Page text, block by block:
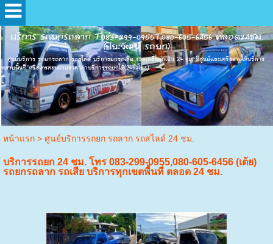
บริการ รถยกรถลาก T.083-299-0955T.080-605-6456 ตลอด24ชม.
(ปิยะวัฒน์ รถยก)
ศุนย์บริการ รถยกรถลาก รถสไลด์ บริการยกรถเสีย ช่วยเหลือฉุกเฉิน 24 ชม. มีศูนย์และเครือข่ายให้บริการ
หลายพื้นที่ หรือโทรสอบถามราคาค่าบริการรถยกได้(24ชั่วโมง)
หน้าแรก> ศูนย์บริการรถยก รถลาก รถสไลด์ 24 ชม.
บริการรถยก 24 ชม. โทร 083-299-0955,080-605-6456 (เต้ย)
รถยกรถลาก รถเสีย บริการทุกเขตพื้นที่ ตลอด 24 ชม.